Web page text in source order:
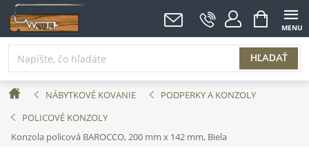
Prejsť
na
obsah
HĽADAŤ
NÁKUPNÝ
KOŠÍK
DomovNÁBYTKOVÉ KOVANIE
PODPERKY A KONZOLY
POLICOVÉ KONZOLY
Konzola policová BAROCCO, 200 mm x 142 mm, Biela